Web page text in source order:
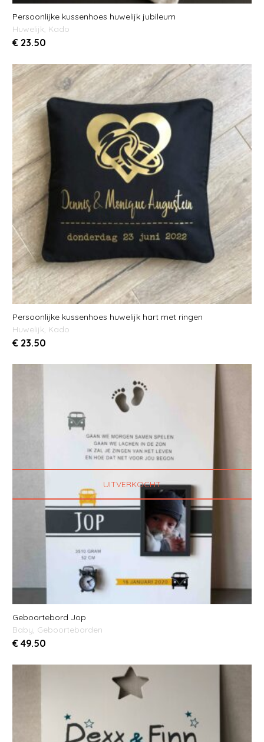
Persoonlijke kussenhoes huwelijk jubileum
Huwelijk, Kado
€ 23.50
Persoonlijke kussenhoes huwelijk hart met ringen
Huwelijk, Kado
€ 23.50
UITVERKOCHT
Geboortebord Jop
Baby, Geboorteborden
€ 49.50